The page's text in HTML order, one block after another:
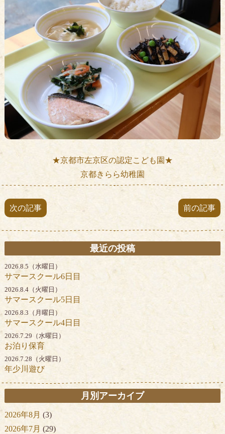
★京都市左京区の認定こども園★
京都きらら幼稚園
次の記事 前の記事
最近の投稿
2026.8.5（水曜日）
サマースクール6日目
2026.8.4（火曜日）
サマースクール5日目
2026.8.3（月曜日）
サマースクール4日目
2026.7.29（水曜日）
お泊り保育
2026.7.28（火曜日）
年少川遊び
月別アーカイブ
2026年8月 (3)
2026年7月 (29)